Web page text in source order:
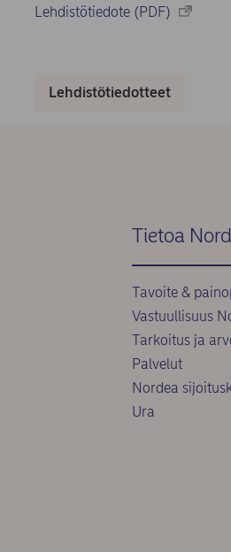
Lehdistötiedote (PDF)
Lehdistötiedotteet
Tietoa
Tavoite &
Vastuullisuus
Tarkoitus ja
Palvelut
Nordea
Ura